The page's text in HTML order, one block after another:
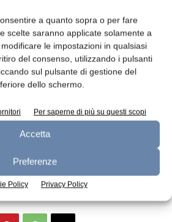
a quanto sopra o per fare
scelte saranno applicate solamente a
le impostazioni in qualsiasi
del consenso, utilizzando i pulsanti
sul pulsante di gestione del
dello schermo.
Per saperne di più su questi scopi
Accetta
Preferenze
Policy Privacy Policy
State Univ. (p. 6274-6281);